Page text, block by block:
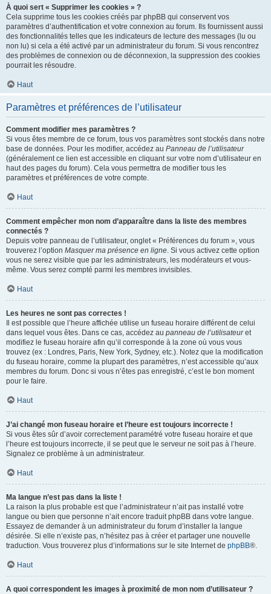
À quoi sert « Supprimer les cookies » ?
Cela supprime tous les cookies créés par phpBB qui conservent vos
paramètres d’authentification et votre connexion au forum. Ils fournissent aussi
des fonctionnalités telles que les indicateurs de lecture des messages (lu ou
non lu) si cela a été activé par un administrateur du forum. Si vous rencontrez
des problèmes de connexion ou de déconnexion, la suppression des cookies
pourrait les résoudre.
Haut
Paramètres et préférences de l’utilisateur
Comment modifier mes paramètres ?
Si vous êtes membre de ce forum, tous vos paramètres sont stockés dans notre
base de données. Pour les modifier, accédez au Panneau de l’utilisateur
(généralement ce lien est accessible en cliquant sur votre nom d’utilisateur en
haut des pages du forum). Cela vous permettra de modifier tous les
paramètres et préférences de votre compte.
Haut
Comment empêcher mon nom d’apparaître dans la liste des membres
connectés ?
Depuis votre panneau de l’utilisateur, onglet « Préférences du forum », vous
trouverez l’option Masquer ma présence en ligne. Si vous activez cette option
vous ne serez visible que par les administrateurs, les modérateurs et vous-
même. Vous serez compté parmi les membres invisibles.
Haut
Les heures ne sont pas correctes !
Il est possible que l’heure affichée utilise un fuseau horaire différent de celui
dans lequel vous êtes. Dans ce cas, accédez au panneau de l’utilisateuret
modifiez le fuseau horaire afin qu’il corresponde à la zone où vous vous
trouvez (ex : Londres, Paris, New York, Sydney, etc.). Notez que la modification
du fuseau horaire, comme la plupart des paramètres, n’est accessible qu’aux
membres du forum. Donc si vous n’êtes pas enregistré, c’est le bon moment
pour le faire.
Haut
J’ai changé mon fuseau horaire et l’heure est toujours incorrecte !
Si vous êtes sûr d’avoir correctement paramétré votre fuseau horaire et que
l’heure est toujours incorrecte, il se peut que le serveur ne soit pas à l’heure.
Signalez ce problème à un administrateur.
Haut
Ma langue n’est pas dans la liste !
La raison la plus probable est que l’administrateur n’ait pas installé votre
langue ou bien que personne n’ait encore traduit phpBB dans votre langue.
Essayez de demander à un administrateur du forum d’installer la langue
désirée. Si elle n’existe pas, n’hésitez pas à créer et partager une nouvelle
traduction. Vous trouverez plus d’informations sur le site Internet de phpBB®.
Haut
A quoi correspondent les images à proximité de mon nom d’utilisateur ?